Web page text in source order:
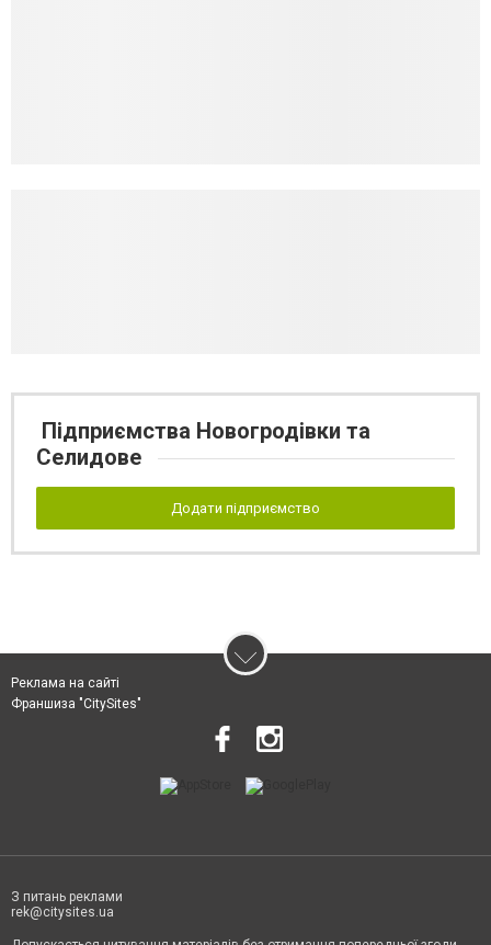
Підприємства Новогродівки та
Селидове
Додати підприємство
Реклама на сайті
Франшиза "CitySites"
З питань реклами
rek@citysites.ua